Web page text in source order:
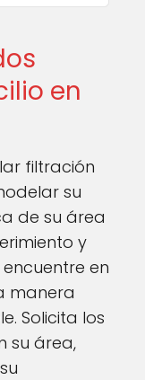
en
filtración
su
de su área
y
en
manera
Solicita los
su área,